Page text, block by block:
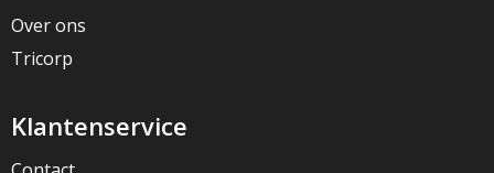
Over ons
Tricorp
Klantenservice